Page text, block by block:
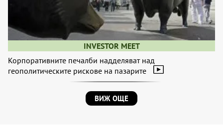
INVESTOR MEET
Корпоративните печалби надделяват над
геополитическите рискове на пазарите
ВИЖ ОЩЕ